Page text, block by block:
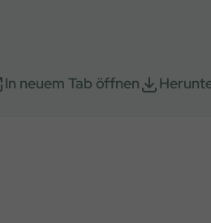
In neuem Tab öffnen